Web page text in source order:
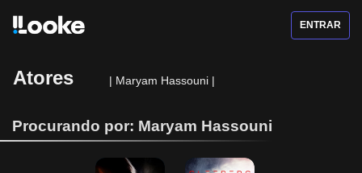
ENTRAR
Atores | Maryam Hassouni |
Procurando por: Maryam Hassouni
A Hospedeira
Sleepers - O